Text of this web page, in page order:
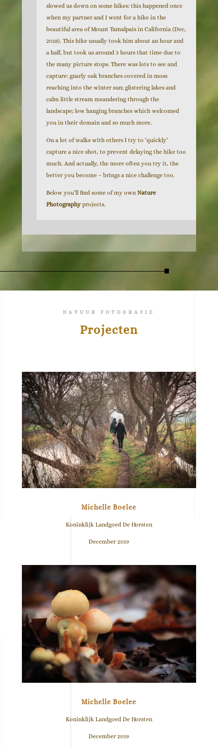
slowed us down on some hikes: this happened once
when my partner and I went for a hike in the
beautiful area of Mount Tamalpais in California (Dec,
2018). This hike usually took him about an hour and
a half, but took us around 3 hours that time due to
the many picture stops. There was lots to see and
capture: gnarly oak branches covered in moss
reaching into the winter sun; glistering lakes and
calm little stream meandering through the
landscape; low hanging branches which welcomed
you in their domain and so much more.
On a lot of walks with others I try to ‘quickly’
capture a nice shot, to prevent delaying the hike too
much. And actually, the more often you try it, the
better you become – brings a nice challenge too.
Below you’ll find some of my own Nature
Photographyprojects.
NATUUR FOTOGRAFIE
Projecten
Michelle Boelee
Koninklijk Landgoed De Horsten
December 2019
Michelle Boelee
Koninklijk Landgoed De Horsten
December 2019